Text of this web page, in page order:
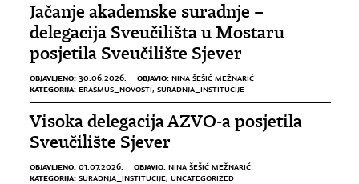
Jačanje akademske suradnje –
delegacija Sveučilišta u Mostaru
posjetila Sveučilište Sjever
OBJAVLJENO: 30.06.2026. OBJAVIO: NINA ŠEŠIĆ MEŽNARIĆ
KATEGORIJA: ERASMUS_NOVOSTI, SURADNJA_INSTITUCIJE
Visoka delegacija AZVO-a posjetila
Sveučilište Sjever
OBJAVLJENO: 01.07.2026. OBJAVIO: NINA ŠEŠIĆ MEŽNARIĆ
KATEGORIJA: SURADNJA_INSTITUCIJE, UNCATEGORIZED